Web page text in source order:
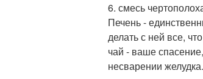
6. смесь
Печень -
делать с ней все,
чай - ваше
несварении желудка.